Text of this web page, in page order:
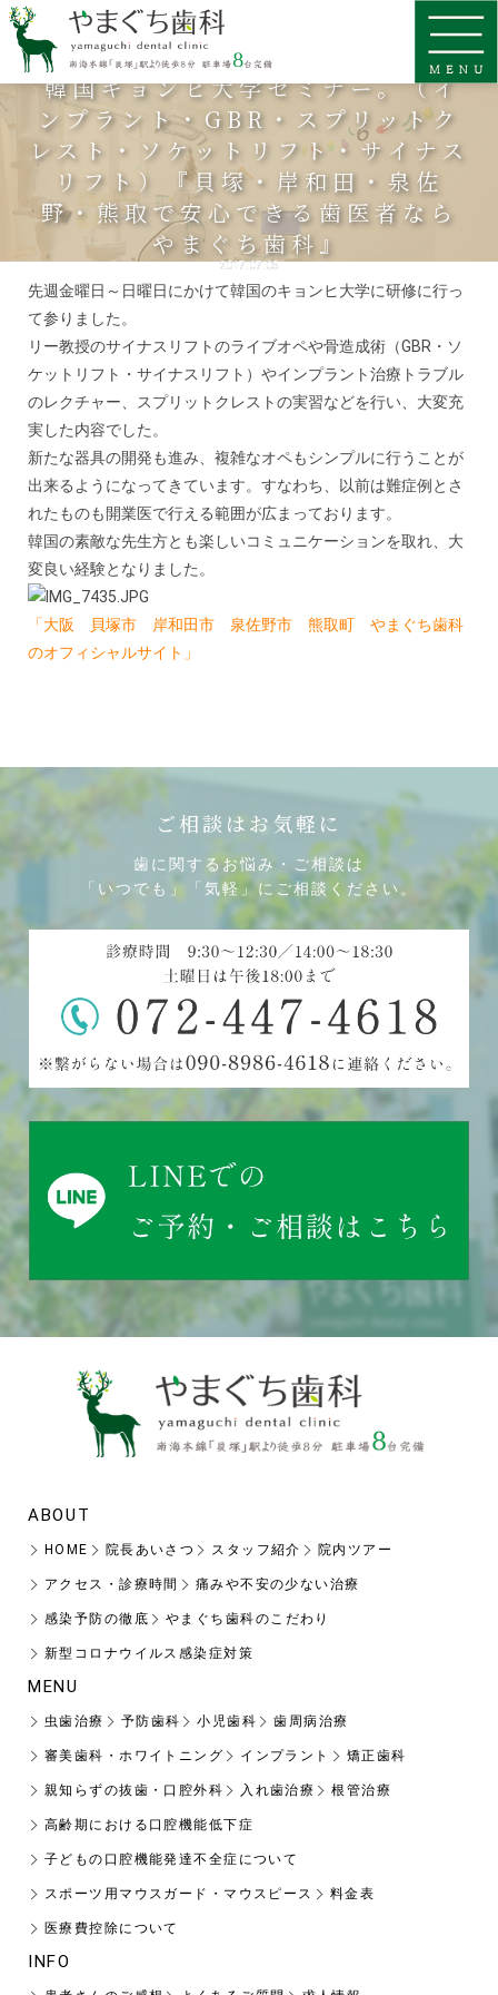
韓国キョンヒ大学セミナー。（イ
ンプラント・GBR・スプリットク
レスト・ソケットリフト・サイナス
リフト）『貝塚・岸和田・泉佐
野・熊取で安心できる歯医者なら
やまぐち歯科』
2017.07.05
先週金曜日～日曜日にかけて韓国のキョンヒ大学に研修に行っ
て参りました。
リー教授のサイナスリフトのライブオペや骨造成術（GBR・ソ
ケットリフト・サイナスリフト）やインプラント治療トラブル
のレクチャー、スプリットクレストの実習などを行い、大変充
実した内容でした。
新たな器具の開発も進み、複雑なオペもシンプルに行うことが
出来るようになってきています。すなわち、以前は難症例とさ
れたものも開業医で行える範囲が広まっております。
韓国の素敵な先生方とも楽しいコミュニケーションを取れ、大
変良い経験となりました。
「大阪 貝塚市 岸和田市 泉佐野市 熊取町 やまぐち歯科
のオフィシャルサイト」
ご相談はお気軽に
歯に関するお悩み・ご相談は
「いつでも」「気軽」にご相談ください。
ABOUT
HOME 院長あいさつ スタッフ紹介 院内ツアー
アクセス・診療時間 痛みや不安の少ない治療
感染予防の徹底 やまぐち歯科のこだわり
新型コロナウイルス感染症対策
MENU
虫歯治療 予防歯科 小児歯科 歯周病治療
審美歯科・ホワイトニング インプラント 矯正歯科
親知らずの抜歯・口腔外科 入れ歯治療 根管治療
高齢期における口腔機能低下症
子どもの口腔機能発達不全症について
スポーツ用マウスガード・マウスピース 料金表
医療費控除について
INFO